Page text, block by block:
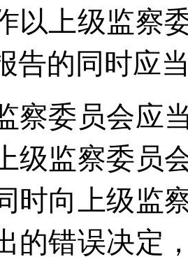
以上级监察
告的同时应
委员会应当
级监察委员
时向上级监
的错误决定